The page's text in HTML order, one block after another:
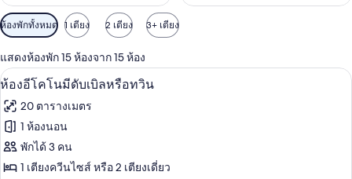
ตัว
กรอง
ที่
มี
ให้
สำหรับ
ห้อง
พัก
ห้องพักทั้งหมด 1 เตียง 2 เตียง 3+ เตียง
แสดงห้องพัก 15 ห้องจาก 15 ห้อง
เปิด
ภาพถ่าย
ทั้งหมด
ของ
ห้อง
ห้องอีโคโนมีดับเบิลหรือทวิน | ผ้านวม
7
ห้องอีโคโนมีดับเบิลหรือทวิน
20 ตารางเมตร
1 ห้องนอน
พักได้ 3 คน
1 เตียงควีนไซส์ หรือ 2 เตียงเดี่ยว